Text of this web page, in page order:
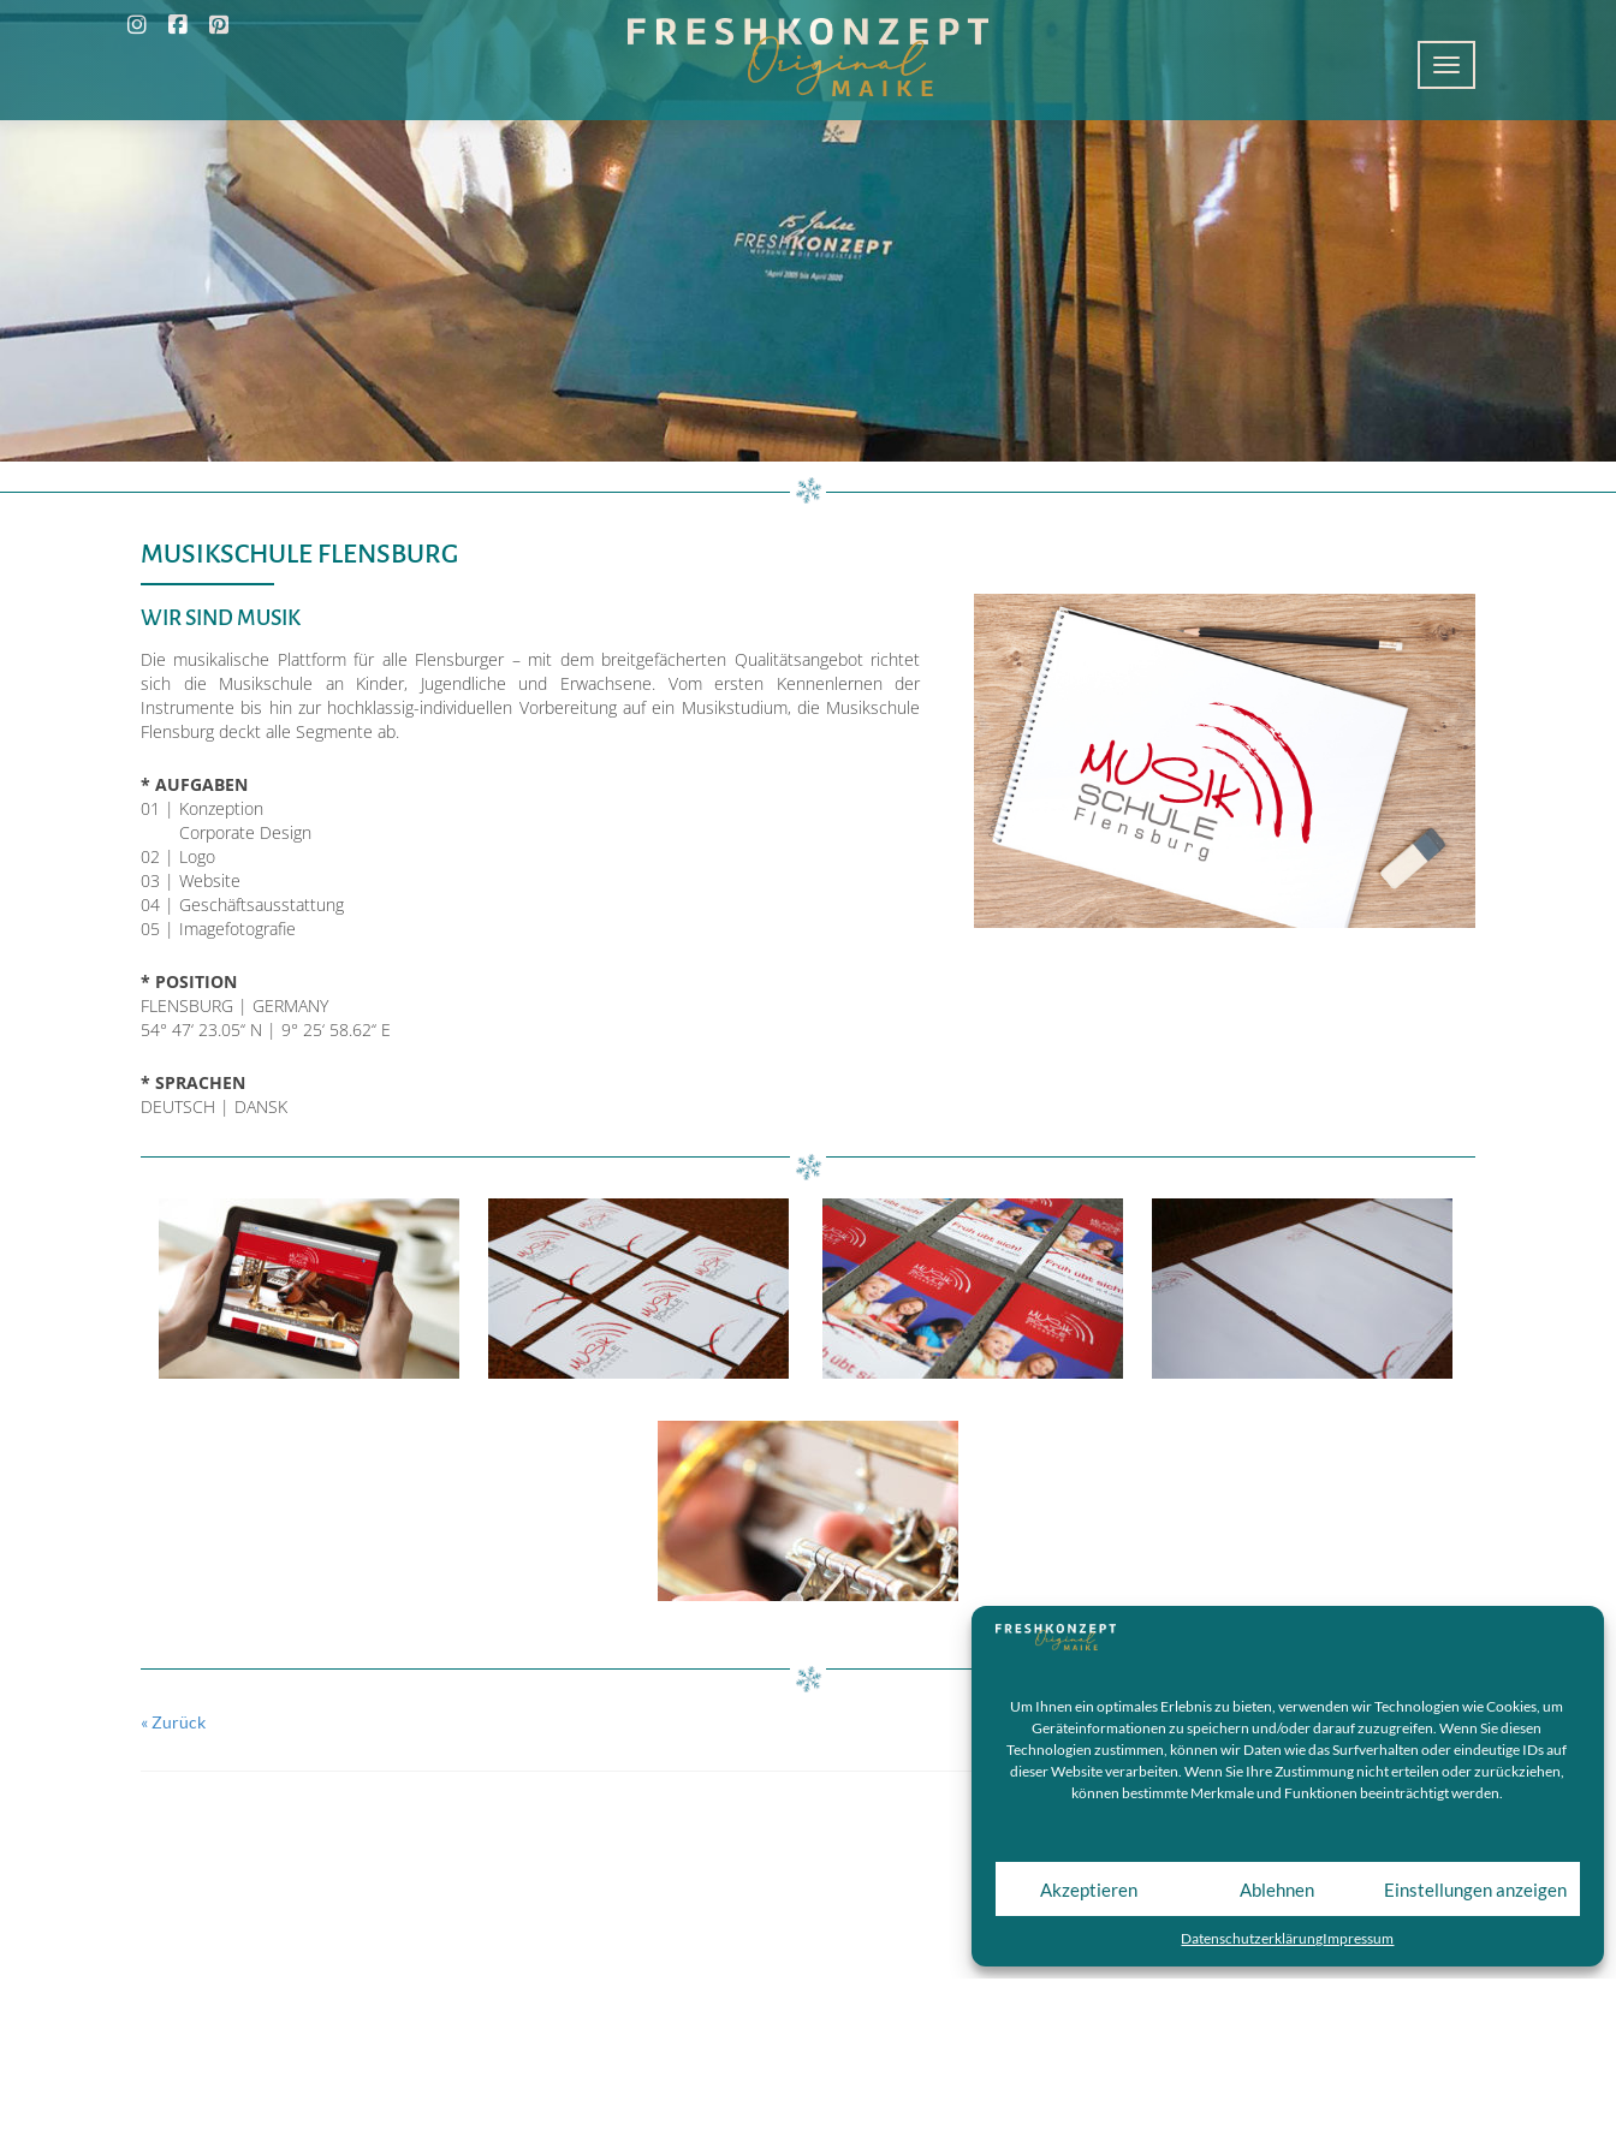
Um Ihnen ein optimales Erlebnis zu bieten, verwenden wir Technologien wie Cookies, um
Geräteinformationen zu speichern und/oder darauf zuzugreifen. Wenn Sie diesen
Technologien zustimmen, können wir Daten wie das Surfverhalten oder eindeutige IDs auf
dieser Website verarbeiten. Wenn Sie Ihre Zustimmung nicht erteilen oder zurückziehen,
können bestimmte Merkmale und Funktionen beeinträchtigt werden.
Akzeptieren Ablehnen Einstellungen anzeigen
DatenschutzerklärungImpressum
Schalte Navigation
MUSIKSCHULE FLENSBURG
WIR SIND MUSIK
Die musikalische Plattform für alle Flensburger – mit dem breitgefächerten Qualitätsangebot richtet
sich die Musikschule an Kinder, Jugendliche und Erwachsene. Vom ersten Kennenlernen der
Instrumente bis hin zur hochklassig-individuellen Vorbereitung auf ein Musikstudium, die Musikschule
Flensburg deckt alle Segmente ab.
* AUFGABEN
01 | Konzeption
Corporate Design
02 | Logo
03 | Website
04 | Geschäftsausstattung
05 | Imagefotografie
* POSITION
FLENSBURG | GERMANY
54° 47‘ 23.05‘‘ N | 9° 25‘ 58.62‘‘ E
* SPRACHEN
DEUTSCH | DANSK
« Zurück